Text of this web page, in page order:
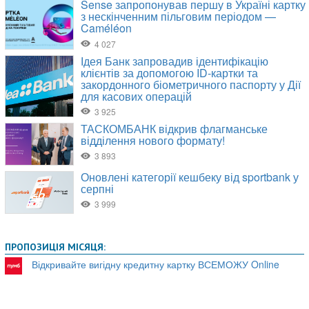
ПРОПОЗИЦІЯ МІСЯЦЯ:
Відкривайте вигідну кредитну картку ВСЕМОЖУ Online